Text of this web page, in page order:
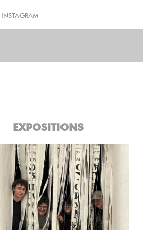
INSTAGRAM
EXPOSITIONS